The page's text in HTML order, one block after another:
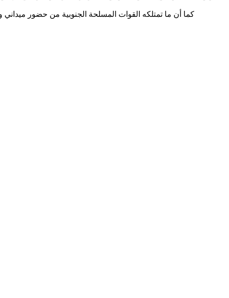
كما أن ما تمتلكه القوات المسلحة الجنوبية من حضور ميداني